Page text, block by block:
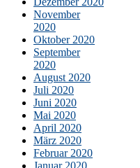
November
2020
Oktober 2020
September
2020
August 2020
Juli 2020
Juni 2020
Mai 2020
April 2020
März 2020
Februar 2020